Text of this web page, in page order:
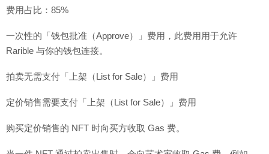
费用占比：85%
一次性的「钱包批准（Approve）」费用，此费用用于允许
Rarible 与你的钱包连接。
拍卖无需支付「上架（List for Sale）」费用
定价销售需要支付「上架（List for Sale）」费用
购买定价销售的 NFT 时向买方收取 Gas 费。